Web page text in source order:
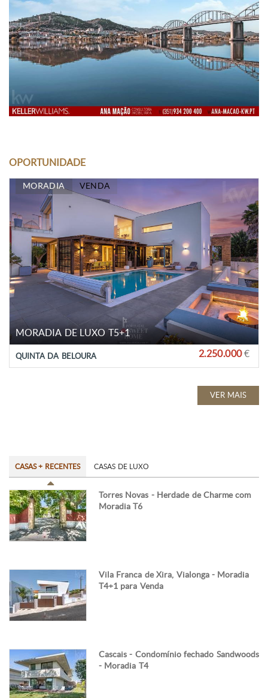
OPORTUNIDADE
MORADIA VENDA
MORADIA DE LUXO T5+1
QUINTA DA BELOURA 2.250.000€
VER MAIS
CASAS + RECENTES CASAS DE LUXO
Torres Novas - Herdade de Charme com
Moradia T6
Vila Franca de Xira, Vialonga - Moradia
T4+1 para Venda
Cascais - Condomínio fechado Sandwoods
- Moradia T4